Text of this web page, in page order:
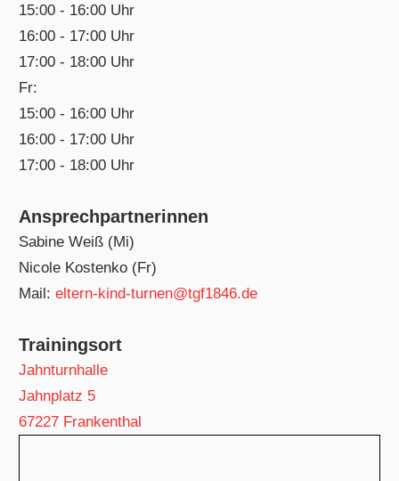
15:00 - 16:00 Uhr
16:00 - 17:00 Uhr
17:00 - 18:00 Uhr
Fr:
15:00 - 16:00 Uhr
16:00 - 17:00 Uhr
17:00 - 18:00 Uhr
Ansprechpartnerinnen
Sabine Weiß (Mi)
Nicole Kostenko (Fr)
Mail:eltern-kind-turnen@tgf1846.de
Trainingsort
Jahnturnhalle
Jahnplatz 5
67227 Frankenthal